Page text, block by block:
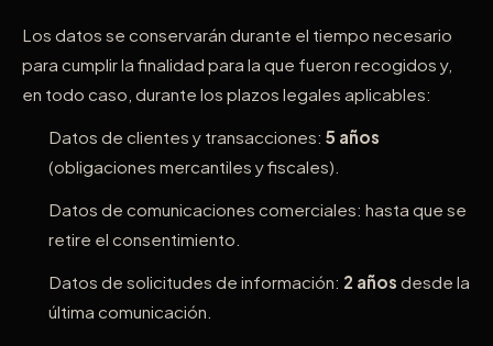
Los datos se conservarán durante el tiempo necesario
para cumplir la finalidad para la que fueron recogidos y,
en todo caso, durante los plazos legales aplicables:
Datos de clientes y transacciones: 5 años
(obligaciones mercantiles y fiscales).
Datos de comunicaciones comerciales: hasta que se
retire el consentimiento.
Datos de solicitudes de información: 2 años desde la
última comunicación.